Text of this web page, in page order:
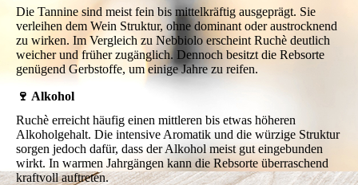
Die Tannine sind meist fein bis mittelkräftig ausgeprägt. Sie
verleihen dem Wein Struktur, ohne dominant oder austrocknend
zu wirken. Im Vergleich zu Nebbiolo erscheint Ruchè deutlich
weicher und früher zugänglich. Dennoch besitzt die Rebsorte
genügend Gerbstoffe, um einige Jahre zu reifen.
🍷 Alkohol
Ruchè erreicht häufig einen mittleren bis etwas höheren
Alkoholgehalt. Die intensive Aromatik und die würzige Struktur
sorgen jedoch dafür, dass der Alkohol meist gut eingebunden
wirkt. In warmen Jahrgängen kann die Rebsorte überraschend
kraftvoll auftreten.